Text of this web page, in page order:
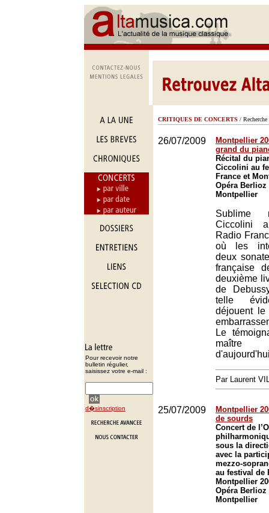
Pour recevoir notre
bulletin régulier,
saisissez votre e-mail :
d�sinscription
CRITIQUES DE CONCERTS / Recherche
26/07/2009
Montpellier
grand du
Récital du
Ciccolini au
France et
Opéra Berlioz
Montpellier
Sublime
Ciccolini
Radio
où les
deux
française
deuxième
de
telle
déjouent le
Le
maître
Par Laurent
25/07/2009
Montpellier
de sourds
Concert de
sous la
avec la
mezzo-
au festival de
Montpellier
Opéra Berlioz
Montpellier